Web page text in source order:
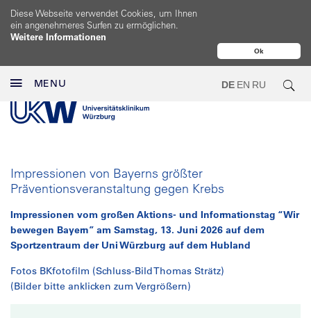
Ok
Diese Webseite verwendet Cookies, um Ihnen
ein angenehmeres Surfen zu ermöglichen.
Weitere Informationen
MENU DE EN RU
Impressionen von Bayerns größter
Präventionsveranstaltung gegen Krebs
Impressionen vom großen Aktions- und Informationstag “Wir
bewegen Bayern” am Samstag, 13. Juni 2026 auf dem
Sportzentraum der Uni Würzburg auf dem Hubland
Fotos BKfotofilm (Schluss-Bild Thomas Strätz)
(Bilder bitte anklicken zum Vergrößern)